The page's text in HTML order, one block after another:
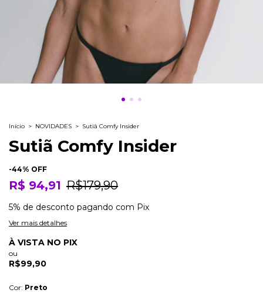
Início > NOVIDADES > Sutiã Comfy Insider
Sutiã Comfy Insider
-44% OFF
R$ 94,91 R$179,90
5% de desconto pagando com Pix
Ver mais detalhes
À VISTA NO PIX
ou
R$99,90
Cor: Preto